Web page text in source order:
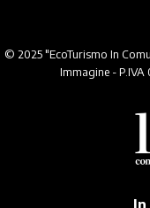
© 2025 "EcoTurismo In
Immagine -